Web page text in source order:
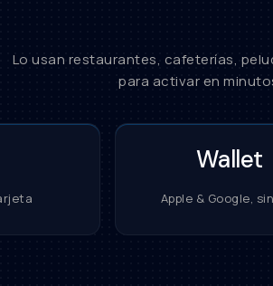
Lo usan restaurantes, cafeterías,
para activar en
Wallet
Apple & Google,